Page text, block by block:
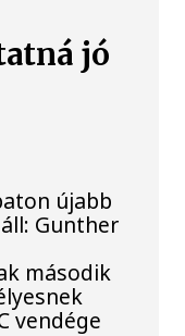
jó
újabb
Gunther
második
vendége